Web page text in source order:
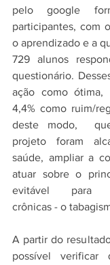
pelo google
participantes, com
o aprendizado e a
729 alunos
questionário.
ação como ótima,
4,4% como ruim/
deste modo,
projeto foram
saúde, ampliar a
atuar sobre o
evitável para
crônicas - o
A partir do
possível